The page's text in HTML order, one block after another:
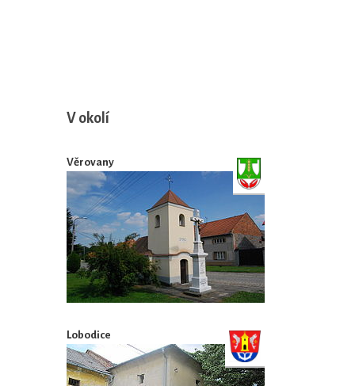
V okolí
Věrovany
Lobodice